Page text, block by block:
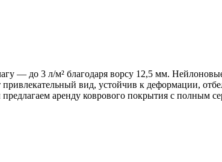
— до 3 л/м² благодаря ворсу 12,5 мм.
привлекательный вид, устойчив к деформации,
аренду коврового покрытия с полным